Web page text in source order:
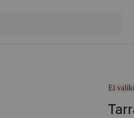
Ei